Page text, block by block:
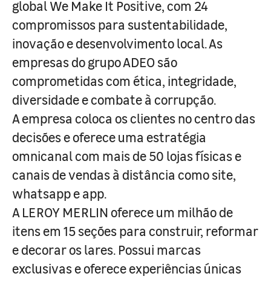
global We Make It Positive, com 24
compromissos para sustentabilidade,
inovação e desenvolvimento local. As
empresas do grupo ADEO são
comprometidas com ética, integridade,
diversidade e combate à corrupção.
A empresa coloca os clientes no centro das
decisões e oferece uma estratégia
omnicanal com mais de 50 lojas físicas e
canais de vendas à distância como site,
whatsapp e app.
A LEROY MERLIN oferece um milhão de
itens em 15 seções para construir, reformar
e decorar os lares. Possui marcas
exclusivas e oferece experiências únicas